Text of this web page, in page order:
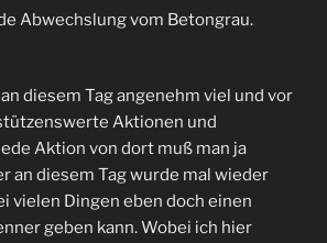
Abwechslung vom Betongrau.
diesem Tag angenehm viel und vor
Aktionen und
Aktion von dort muß man ja
an diesem Tag wurde mal wieder
vielen Dingen eben doch einen
geben kann. Wobei ich hier